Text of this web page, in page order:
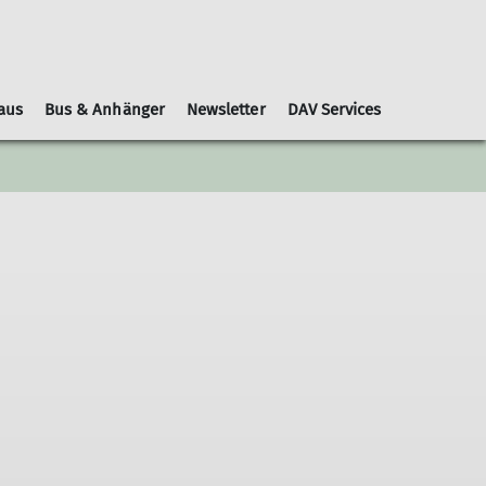
Gruppen Nachrichtenblätter
Geschäftsordnung
Schwierigkeitsbewertungen
Kooperationspartner
Bus & Anhänger Newsletter DAV Services